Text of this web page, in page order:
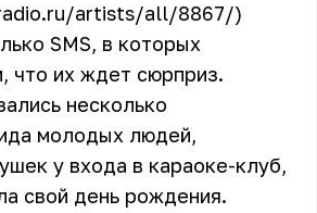
artists/all/8867/)
SMS, в которых
что их ждет сюрприз.
несколько
молодых людей,
у входа в караоке-клуб,
свой день рождения.